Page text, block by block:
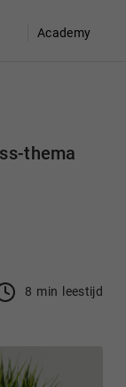
Academy
thema
8 min leestijd